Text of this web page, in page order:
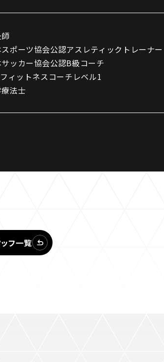
スポーツ協会公認アスレティックトレーナー
サッカー協会公認B級コーチ
ィットネスコーチレベル1
法士
フ一覧